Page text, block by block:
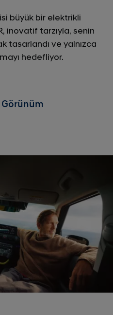
büyük bir elektrikli
inovatif tarzıyla, senin
tasarlandı ve yalnızca
hedefliyor.
Görünüm